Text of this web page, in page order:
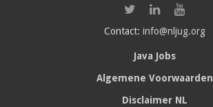
Contact: info@nljug.org
Java Jobs
Algemene Voorwaarden
Disclaimer NL